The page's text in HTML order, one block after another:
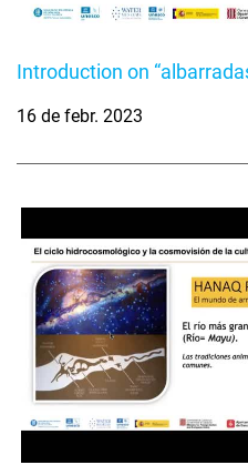
Introduction on
16 de febr. 2023